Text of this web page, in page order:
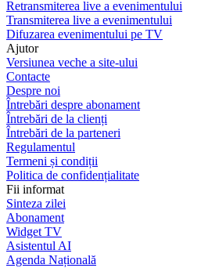
Retransmiterea live a evenimentului
Transmiterea live a evenimentului
Difuzarea evenimentului pe TV
Ajutor
Versiunea veche a site-ului
Contacte
Despre noi
Întrebări despre abonament
Întrebări de la clienți
Întrebări de la parteneri
Regulamentul
Termeni și condiții
Politica de confidențialitate
Fii informat
Sinteza zilei
Abonament
Widget TV
Asistentul AI
Agenda Națională